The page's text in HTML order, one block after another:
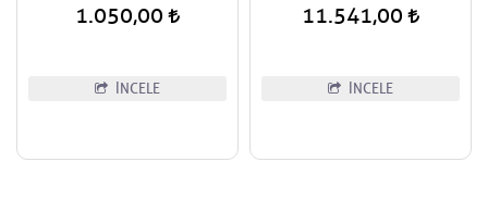
1.050,00
İNCELE
11.541,00
İNCELE